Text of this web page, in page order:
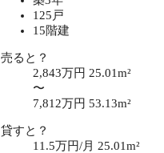
125戸
15階建
売ると？
2,843万円 25.01m²
〜
7,812万円 53.13m²
貸すと？
11.5万円/月 25.01m²